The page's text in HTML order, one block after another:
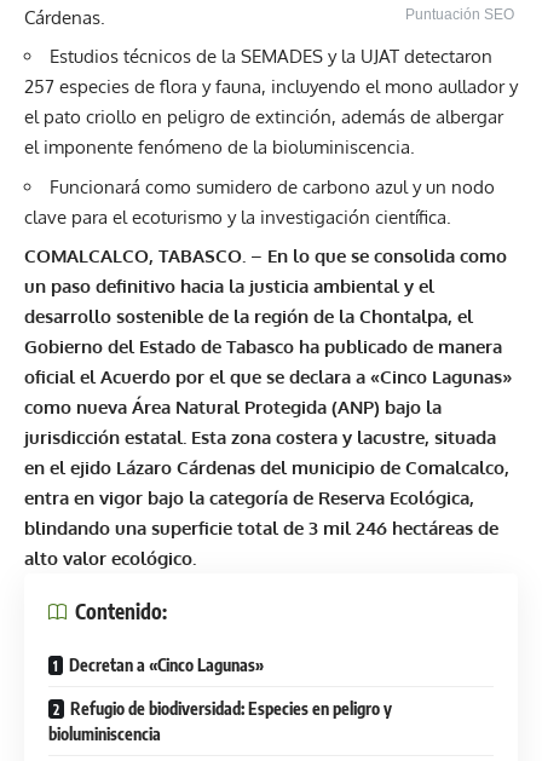
Puntuación SEO
Cárdenas.
Estudios técnicos de la SEMADES y la UJAT detectaron
257 especies de flora y fauna, incluyendo el mono aullador y
el pato criollo en peligro de extinción, además de albergar
el imponente fenómeno de la bioluminiscencia.
Funcionará como sumidero de carbono azul y un nodo
clave para el ecoturismo y la investigación científica.
COMALCALCO, TABASCO. – En lo que se consolida como
un paso definitivo hacia la justicia ambiental y el
desarrollo sostenible de la región de la Chontalpa, el
Gobierno del Estado de Tabasco ha publicado de manera
oficial el Acuerdo por el que se declara a «Cinco Lagunas»
como nueva Área Natural Protegida (ANP) bajo la
jurisdicción estatal. Esta zona costera y lacustre, situada
en el ejido Lázaro Cárdenas del municipio de Comalcalco,
entra en vigor bajo la categoría de Reserva Ecológica,
blindando una superficie total de 3 mil 246 hectáreas de
alto valor ecológico.
Contenido:
Decretan a «Cinco Lagunas»
Refugio de biodiversidad: Especies en peligro y
bioluminiscencia